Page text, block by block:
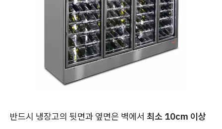
반드시 냉장고의 뒷면과 옆면은 벽에서 최소 10cm 이상